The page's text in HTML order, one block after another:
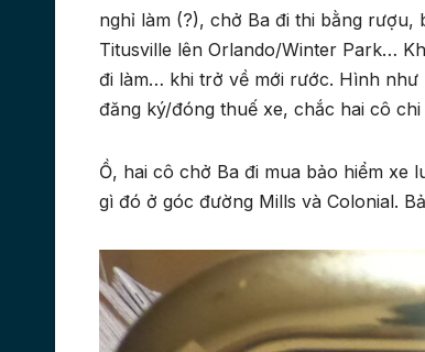
nghỉ làm (?), chở Ba đi thi bằng
Titusville lên Orlando/Winter Park…
đi làm… khi trở về mới rước. Hình như
đăng ký/đóng thuế xe, chắc hai cô chi
Ồ, hai cô chở Ba đi mua bảo hiểm xe
gì đó ở góc đường Mills và Colonial.